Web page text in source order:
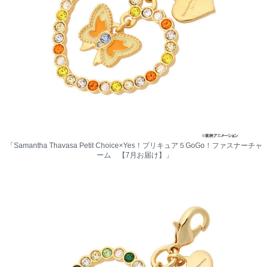
「Samantha Thavasa Petit Choice×Yes！プリキュア５GoGo！ファスナーチャ
ーム 【7月お届け】」